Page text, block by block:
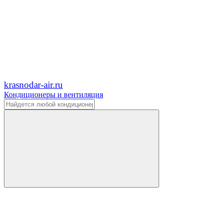
krasnodar-air.ru
Кондиционеры и вентиляция